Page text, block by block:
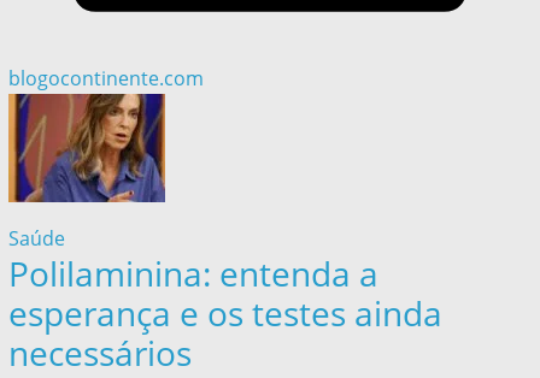
blogocontinente.com
Saúde
Polilaminina: entenda a
esperança e os testes ainda
necessários